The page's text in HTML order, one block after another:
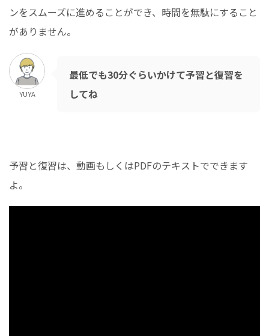
ンをスムーズに進めることができ、時間を無駄にすること
がありません。
YUYA
最低でも30分ぐらいかけて予習と復習を
してね
予習と復習は、動画もしくはPDFのテキストでできます
よ。